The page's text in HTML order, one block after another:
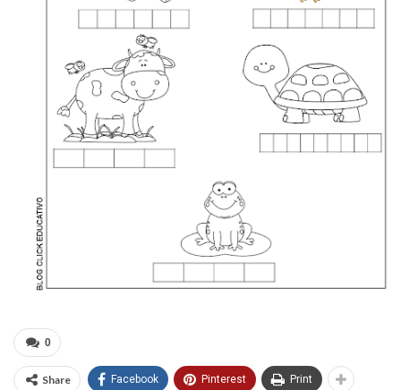
0
Share Facebook Pinterest Print